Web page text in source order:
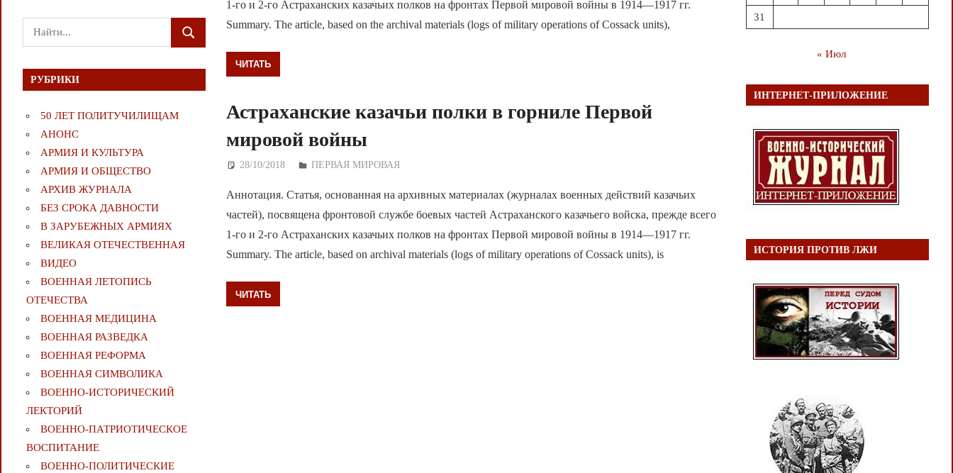
1-го и 2-го Астраханских казачьих полков на фронтах Первой мировой войны в 1914—1917 гг.
Summary. The article, based on the archival materials (logs of military operations of Cossack units),
ЧИТАТЬ
Астраханские казачьи полки в горниле Первой
мировой войны
28/10/2018 Дежурный по Редакции
ПЕРВАЯ МИРОВАЯ
Аннотация. Статья, основанная на архивных материалах (журналах военных действий казачьих
частей), посвящена фронтовой службе боевых частей Астраханского казачьего войска, прежде всего
1-го и 2-го Астраханских казачьих полков на фронтах Первой мировой войны в 1914—1917 гг.
Summary. The article, based on archival materials (logs of military operations of Cossack units), is
ЧИТАТЬ
Поиск
для:
ПОИСК
РУБРИКИ
50 ЛЕТ ПОЛИТУЧИЛИЩАМ
АНОНС
АРМИЯ И КУЛЬТУРА
АРМИЯ И ОБЩЕСТВО
АРХИВ ЖУРНАЛА
БЕЗ СРОКА ДАВНОСТИ
В ЗАРУБЕЖНЫХ АРМИЯХ
ВЕЛИКАЯ ОТЕЧЕСТВЕННАЯ
ВИДЕО
ВОЕННАЯ ЛЕТОПИСЬ
ОТЕЧЕСТВА
ВОЕННАЯ МЕДИЦИНА
ВОЕННАЯ РАЗВЕДКА
ВОЕННАЯ РЕФОРМА
ВОЕННАЯ СИМВОЛИКА
ВОЕННО-ИСТОРИЧЕСКИЙ
ЛЕКТОРИЙ
ВОЕННО-ПАТРИОТИЧЕСКОЕ
ВОСПИТАНИЕ
ВОЕННО-ПОЛИТИЧЕСКИE
31
« Июл
ИНТЕРНЕТ-ПРИЛОЖЕНИЕ
ИСТОРИЯ ПРОТИВ ЛЖИ